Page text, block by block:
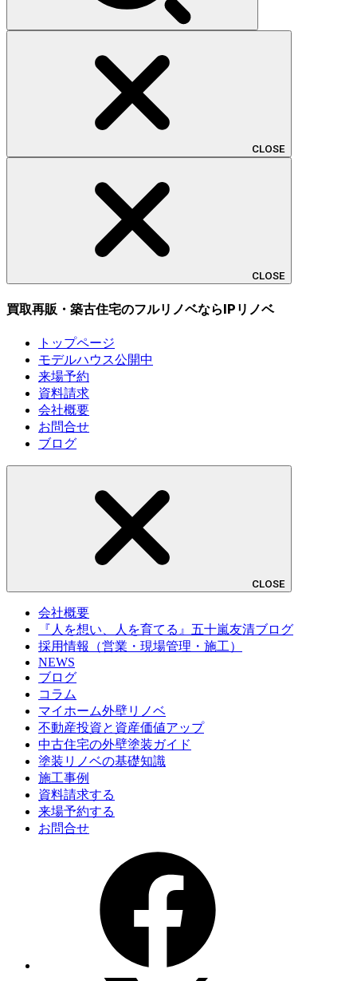
CLOSE
CLOSE
買取再販・築古住宅のフルリノベならIPリノベ
トップページ
モデルハウス公開中
来場予約
資料請求
会社概要
お問合せ
ブログ
CLOSE
会社概要
『人を想い、人を育てる』五十嵐友清ブログ
採用情報（営業・現場管理・施工）
NEWS
ブログ
コラム
マイホーム外壁リノベ
不動産投資と資産価値アップ
中古住宅の外壁塗装ガイド
塗装リノベの基礎知識
施工事例
資料請求する
来場予約する
お問合せ